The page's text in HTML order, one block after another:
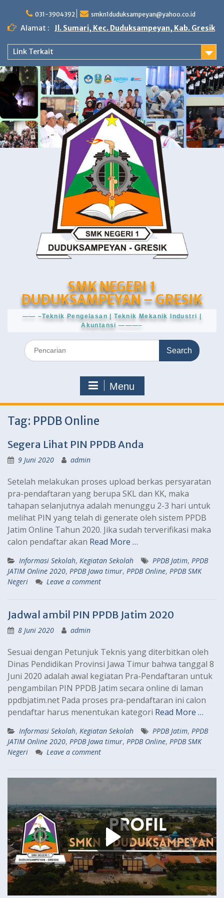
content
031-3904392 smkn1duduksampeyan@yahoo.co.id
Alamat : Jl. Sumari, Kec. Duduksampeyan, Kab. Gresik
Link Terkait
SMK NEGERI 1
DUDUKSAMPEYAN – GRESIK
—— –Teknik Pengelasan | Teknik Mekanik Industri |
Akuntansi ———–
Search
for:
Menu
Tag: PPDB Online
Segera Lihat PIN PPDB Anda
9 Juni 2020 admin
Setelah melakukan proses upload berkas persyaratan
pra-pendaftaran yang berupa SKL dan KK, maka
tahapan selanjutnya adalah menunggu 2-3 hari untuk
melihat PIN yang telah di generate oleh sistem PPDB
Jatim Online Tahun 2020. Jika sudah terverifikasi maka
calon pendaftar akan Read More …
Informasi Sekolah, Kegiatan Sekolah PPDB Jatim, PPDB
JATIM Online 2020, PPDB Jawa timur, PPDB Online, PPDB SMK
Negeri
Leave a comment
Jadwal ambil PIN PPDB Jatim 2020
8 Juni 2020 admin
Sesuai dengan Petunjuk Teknis yang diterbitkan oleh
Dinas Pendidikan Provinsi Jawa Timur bahwa tanggal 8
Juni 2020 adalah awal kegiatan Pra-Pendaftaran untuk
pengambilan PIN PPDB Jatim secara online di laman
ppdbjatim.net Pada proses pra-pendaftaran ini calon
pendaftar harus menentukan kategori Read More …
Informasi Sekolah, Kegiatan Sekolah PPDB Jatim, PPDB
JATIM Online 2020, PPDB Jawa timur, PPDB Online, PPDB SMK
Negeri
Leave a comment